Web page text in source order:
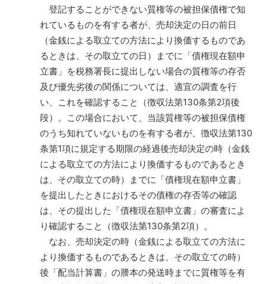
登記することができない質権等の被担保債権で知
れているものを有する者が、売却決定の日の前日
（金銭による取立ての方法により換価するものであ
るときは、その取立ての日）までに「債権現在額申
立書」を税務署長に提出しない場合の質権等の存否
及び優先劣後の関係については、適宜の調査を行
い、これを確認すること（徴収法第130条第2項後
段）。この場合において、当該質権等の被担保債権
のうち知れていないものを有する者が、徴収法第130
条第1項に規定する期限の経過後売却決定の時（金銭
による取立ての方法により換価するものであるとき
は、その取立ての時）までに「債権現在額申立書」
を提出したときにおけるその債権の存否等の確認
は、その提出した「債権現在額申立書」の審査によ
り確認すること（徴収法第130条第2項）。
なお、売却決定の時（金銭による取立ての方法に
より換価するものであるときは、その取立ての時）
後「配当計算書」の謄本の発送時までに質権等を有